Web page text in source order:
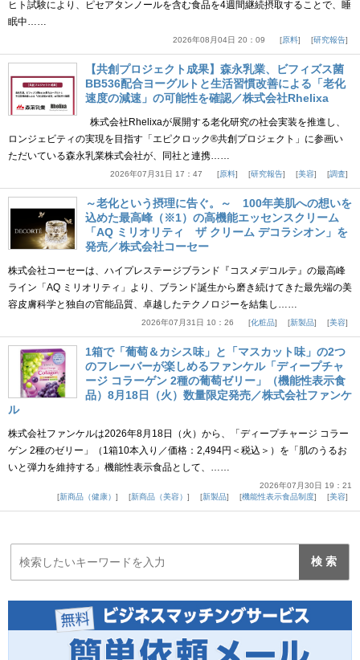
ヒト試験により、ピセアタンノールを含む食品を4週間継続摂取することで、睡
眠中……
2026年08月04日 20：09 原料 研究報告
【共創プロジェクト成果】森永乳業、ビフィズス菌
BB536配合ヨーグルトと生活習慣改善による「老化
速度の減速」の可能性を確認／株式会社Rhelixa
株式会社Rhelixaが展開する老化研究の社会実装を推進し、
ロンジェビティの実現を目指す「エピクロック®共創プロジェクト」に参画い
ただいている森永乳業株式会社が、同社と連携……
2026年07月31日 17：47 原料 研究報告 美容 調査
～老化という摂理に告ぐ。～ 100年美肌への想いを
込めた最高峰（※1）の高機能エッセンスクリーム
「AQ ミリオリティ ザ クリーム デコラシオン」を
発売／株式会社コーセー
株式会社コーセーは、ハイプレステージブランド『コスメデコルテ』の最高峰
ライン「AQ ミリオリティ」より、ブランド誕生から磨き続けてきた最先端の美
容皮膚科学と独自の官能品質、卓越したテクノロジーを結集し……
2026年07月31日 10：26 化粧品 新製品 美容
1箱で「葡萄＆カシス味」と「マスカット味」の2つ
のフレーバーが楽しめるファンケル「ディープチャ
ージ コラーゲン 2種の葡萄ゼリー」（機能性表示食
品）8月18日（火）数量限定発売／株式会社ファンケ
ル
株式会社ファンケルは2026年8月18日（火）から、「ディープチャージ コラー
ゲン 2種のゼリー」（1箱10本入り／価格：2,494円＜税込＞）を「肌のうるお
いと弾力を維持する」機能性表示食品として、……
2026年07月30日 19：21
新商品（健康）
新商品（美容） 新製品 機能性表示食品制度 美容